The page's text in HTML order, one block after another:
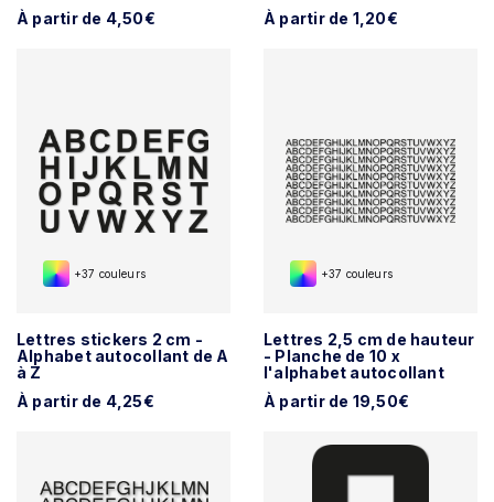
À partir de 4,50€
À partir de 1,20€
+37 couleurs
Lettres stickers 2 cm -
Alphabet autocollant de A
à Z
À partir de 4,25€
+37 couleurs
Lettres 2,5 cm de hauteur
- Planche de 10 x
l'alphabet autocollant
À partir de 19,50€